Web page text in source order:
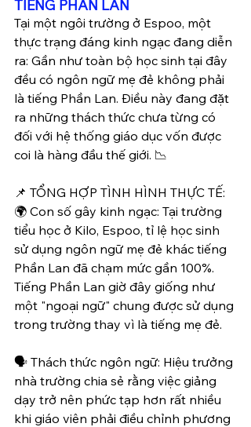
TIẾNG PHẦN LAN
Tại một ngôi trường ở Espoo, một
thực trạng đáng kinh ngạc đang diễn
ra: Gần như toàn bộ học sinh tại đây
đều có ngôn ngữ mẹ đẻ không phải
là tiếng Phần Lan. Điều này đang đặt
ra những thách thức chưa từng có
đối với hệ thống giáo dục vốn được
coi là hàng đầu thế giới. 📉
📌 TỔNG HỢP TÌNH HÌNH THỰC TẾ:
🌍 Con số gây kinh ngạc: Tại trường
tiểu học ở Kilo, Espoo, tỉ lệ học sinh
sử dụng ngôn ngữ mẹ đẻ khác tiếng
Phần Lan đã chạm mức gần 100%.
Tiếng Phần Lan giờ đây giống như
một "ngoại ngữ" chung được sử dụng
trong trường thay vì là tiếng mẹ đẻ.
🗣️ Thách thức ngôn ngữ: Hiệu trưởng
nhà trường chia sẻ rằng việc giảng
dạy trở nên phức tạp hơn rất nhiều
khi giáo viên phải điều chỉnh phương